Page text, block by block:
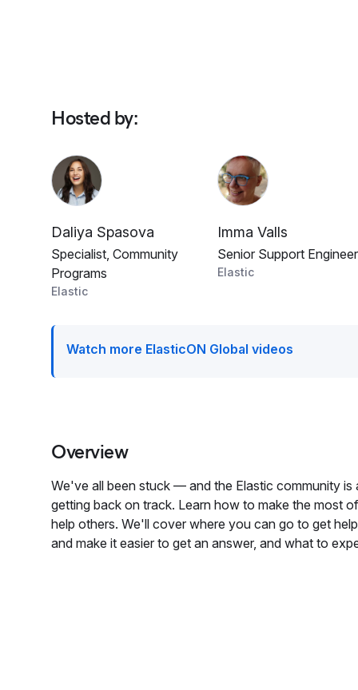
Hosted by:
Daliya Spasova
Specialist, Community
Programs
Elastic
Imma Valls
Senior Support Engineer
Elastic
Watch more ElasticON Global videos
Overview
We've all been stuck — and the Elastic community is
getting back on track. Learn how to make the most
help others. We'll cover where you can go to get
and make it easier to get an answer, and what to